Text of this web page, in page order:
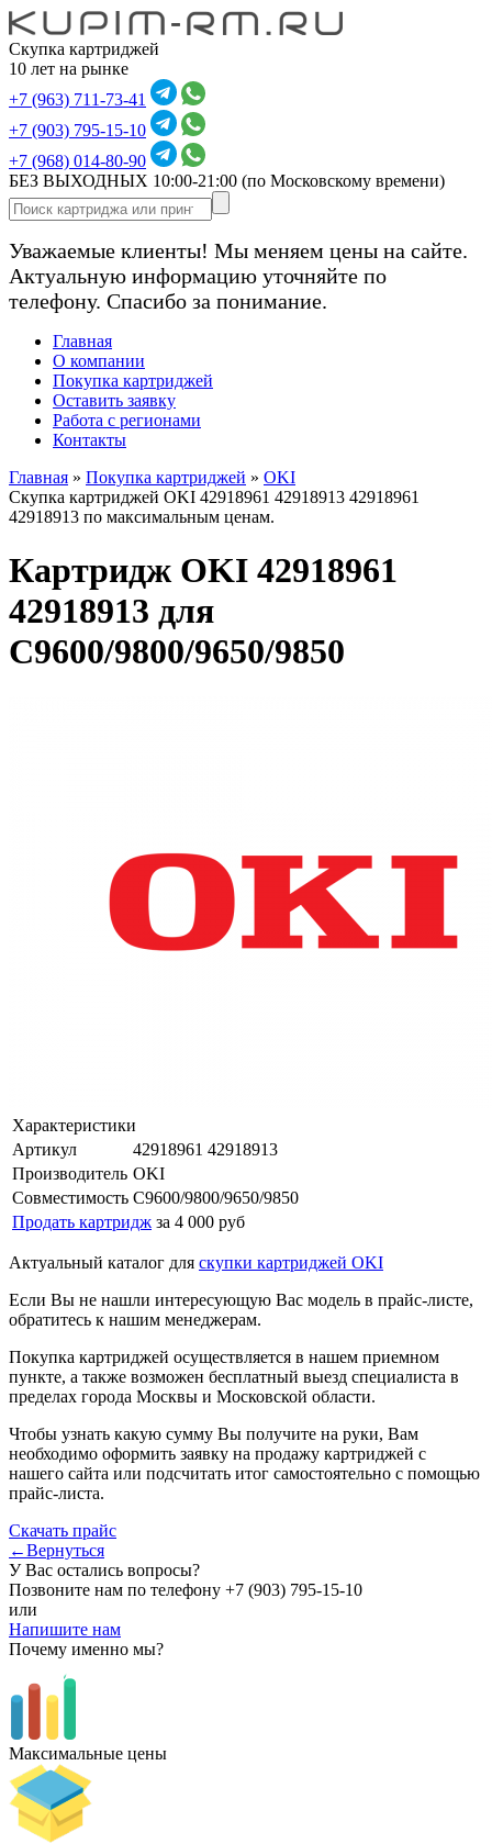
Скупка картриджей
10 лет на рынке
+7 (963) 711-73-41
+7 (903) 795-15-10
+7 (968) 014-80-90
БЕЗ ВЫХОДНЫХ 10:00-21:00 (по Московскому времени)
Уважаемые клиенты! Мы меняем цены на сайте.
Актуальную информацию уточняйте по
телефону. Спасибо за понимание.
Главная
О компании
Покупка картриджей
Оставить заявку
Работа с регионами
Контакты
Главная » Покупка картриджей » OKI
Скупка картриджей OKI 42918961 42918913 42918961
42918913 по максимальным ценам.
Картридж OKI 42918961
42918913 для
C9600/9800/9650/9850
Характеристики
Артикул
42918961 42918913
Производитель OKI
Совместимость C9600/9800/9650/9850
Продать картридж за 4 000 руб
Актуальный каталог для скупки картриджей OKI
Если Вы не нашли интересующую Вас модель в прайс-листе,
обратитесь к нашим менеджерам.
Покупка картриджей осуществляется в нашем приемном
пункте, а также возможен бесплатный выезд специалиста в
пределах города Москвы и Московской области.
Чтобы узнать какую сумму Вы получите на руки, Вам
необходимо оформить заявку на продажу картриджей с
нашего сайта или подсчитать итог самостоятельно с помощью
прайс-листа.
Скачать прайс
←Вернуться
У Вас остались вопросы?
Позвоните нам по телефону +7 (903) 795-15-10
или
Напишите нам
Почему именно мы?
Максимальные цены